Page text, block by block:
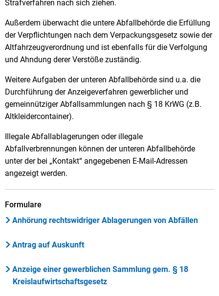
Strafverfahren nach sich ziehen.
Außerdem überwacht die untere Abfallbehörde die Erfüllung
der Verpflichtungen nach dem Verpackungsgesetz sowie der
Altfahrzeugverordnung und ist ebenfalls für die Verfolgung
und Ahndung derer Verstöße zuständig.
Weitere Aufgaben der unteren Abfallbehörde sind u.a. die
Durchführung der Anzeigeverfahren gewerblicher und
gemeinnütziger Abfallsammlungen nach § 18 KrWG (z.B.
Altkleidercontainer).
Illegale Abfallablagerungen oder illegale
Abfallverbrennungen können der unteren Abfallbehörde
unter der bei „Kontakt“ angegebenen E-Mail-Adressen
angezeigt werden.
Formulare
Anhörung rechtswidriger Ablagerungen von Abfällen
Antrag auf Auskunft
Anzeige einer gewerblichen Sammlung gem. § 18
Kreislaufwirtschaftsgesetz